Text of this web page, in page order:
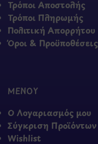
Τρόποι Αποστολής
Τρόποι Πληρωμής
Πολιτική Απορρήτου
Όροι & Προϋποθέσεις
ΜΕΝΟΥ
Ο Λογαριασμός μου
Σύγκριση Προϊόντων
Wishlist